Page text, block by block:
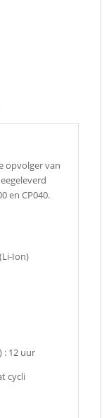
opvolger van
en CP040.
Ion)
: 12 uur
cycli